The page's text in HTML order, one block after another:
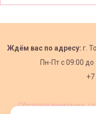
Ждём вас по адресу: г.
Пн-Пт с09:00 до
Обратите внимание,